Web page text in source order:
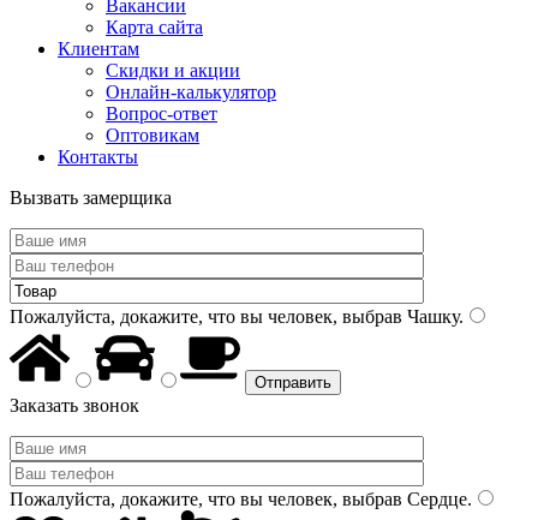
Вакансии
Карта сайта
Клиентам
Скидки и акции
Онлайн-калькулятор
Вопрос-ответ
Оптовикам
Контакты
Вызвать замерщика
Пожалуйста, докажите, что вы человек, выбрав Чашку.
Заказать звонок
Пожалуйста, докажите, что вы человек, выбрав Сердце.